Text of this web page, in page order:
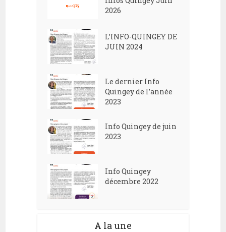
2026
L’INFO-QUINGEY DE
JUIN 2024
Le dernier Info
Quingey de l’année
2023
Info Quingey de juin
2023
Info Quingey
décembre 2022
A la une